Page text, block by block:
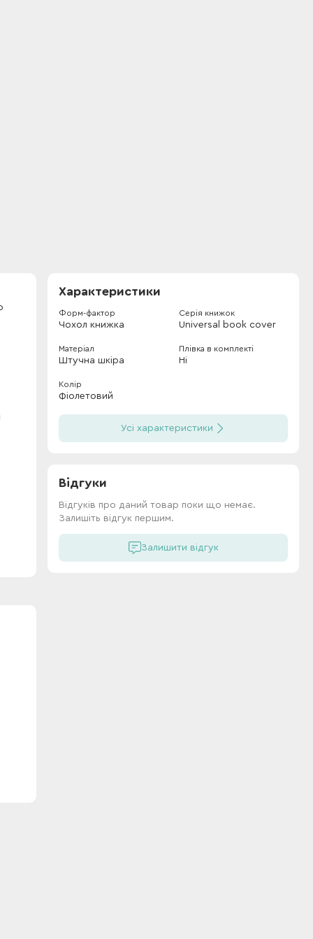
Характеристики
Форм-фактор
Чохол книжка
Серія книжок
Universal book cover
Матеріал
Штучна шкіра
Плівка в комплекті
Ні
Колір
Фіолетовий
Усі характеристики
Відгуки
Відгуків про даний товар поки що немає.
Залишіть відгук першим.
Залишити відгук